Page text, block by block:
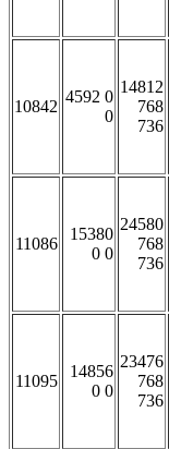
10842
4592 0
0
14812
768
736
11086
15380
0 0
24580
768
736
11095
14856
0 0
23476
768
736